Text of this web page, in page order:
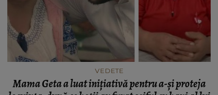
VEDETE
Mama Geta a luat inițiativă pentru a-și proteja